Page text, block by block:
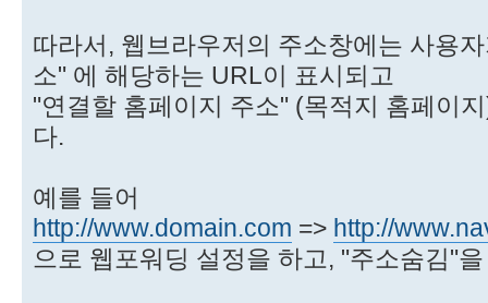
따라서, 웹브라우저의 주소창에는 사용
소" 에 해당하는 URL이 표시되고
"연결할 홈페이지 주소" (목적지 홈페이
다.
예를 들어
http://www.domain.com => http://
으로 웹포워딩 설정을 하고, "주소숨김"